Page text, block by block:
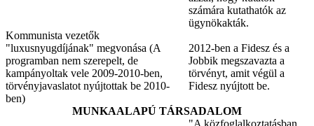
számára kutathatók az
ügynökakták.
Kommunista vezetők
"luxusnyugdíjának" megvonása (A
programban nem szerepelt, de
kampányoltak vele 2009-2010-ben,
törvényjavaslatot nyújtottak be 2010-
ben)
2012-ben a Fidesz és a
Jobbik megszavazta a
törvényt, amit végül a
Fidesz nyújtott be.
MUNKAALAPÚ TÁRSADALOM
"A közfoglalkoztatásban